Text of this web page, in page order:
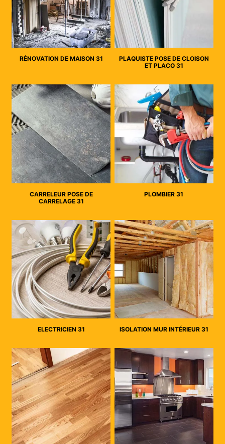
RÉNOVATION DE MAISON 31
PLAQUISTE POSE DE CLOISON
ET PLACO 31
CARRELEUR POSE DE
CARRELAGE 31
PLOMBIER 31
ELECTRICIEN 31 ISOLATION MUR INTÉRIEUR 31